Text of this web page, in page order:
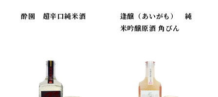
酔園 超辛口純米酒
逢醸（あいがも） 純
米吟醸原酒 角びん